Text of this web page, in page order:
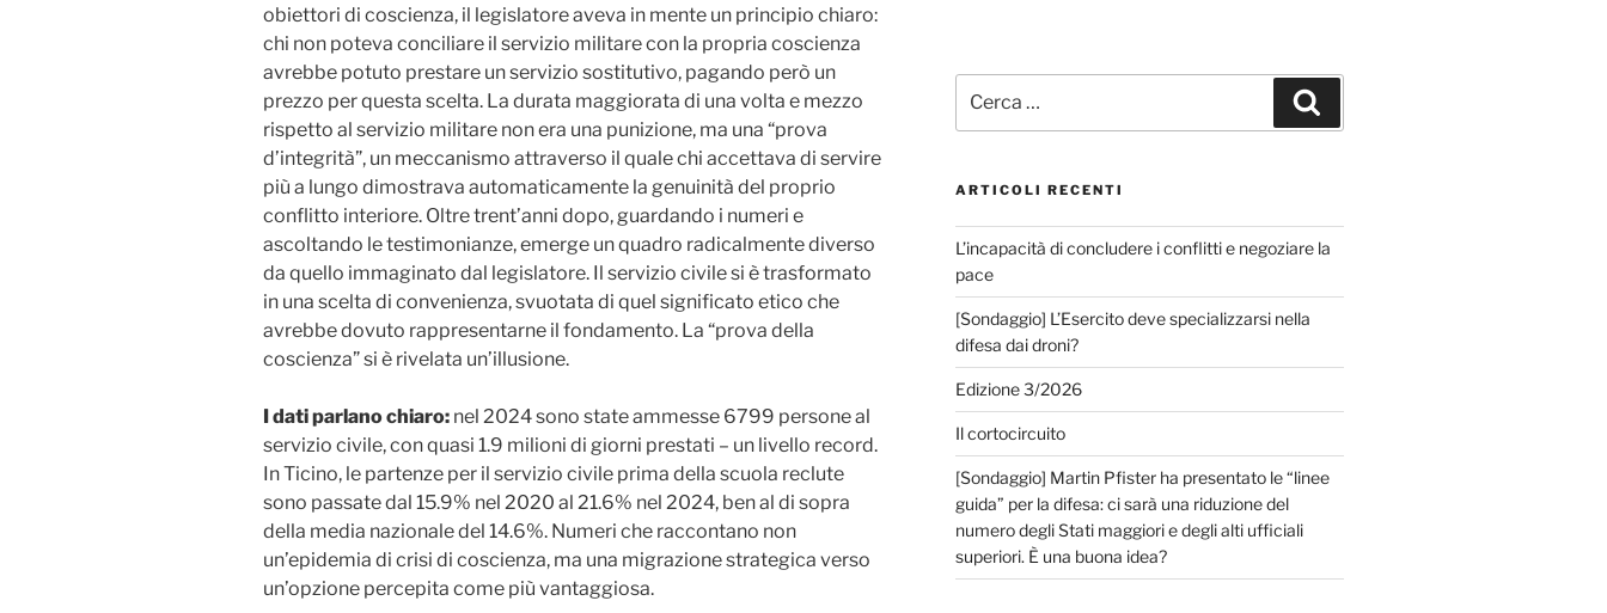
obiettori di coscienza, il legislatore aveva in mente un principio chiaro:
chi non poteva conciliare il servizio militare con la propria coscienza
avrebbe potuto prestare un servizio sostitutivo, pagando però un
prezzo per questa scelta. La durata maggiorata di una volta e mezzo
rispetto al servizio militare non era una punizione, ma una “prova
d’integrità”, un meccanismo attraverso il quale chi accettava di servire
più a lungo dimostrava automaticamente la genuinità del proprio
conflitto interiore. Oltre trent’anni dopo, guardando i numeri e
ascoltando le testimonianze, emerge un quadro radicalmente diverso
da quello immaginato dal legislatore. Il servizio civile si è trasformato
in una scelta di convenienza, svuotata di quel significato etico che
avrebbe dovuto rappresentarne il fondamento. La “prova della
coscienza” si è rivelata un’illusione.
I dati parlano chiaro: nel 2024 sono state ammesse 6799 persone al
servizio civile, con quasi 1.9 milioni di giorni prestati – un livello record.
In Ticino, le partenze per il servizio civile prima della scuola reclute
sono passate dal 15.9% nel 2020 al 21.6% nel 2024, ben al di sopra
della media nazionale del 14.6%. Numeri che raccontano non
un’epidemia di crisi di coscienza, ma una migrazione strategica verso
un’opzione percepita come più vantaggiosa.
ARTICOLI RECENTI
L’incapacità di concludere i conflitti e negoziare la
pace
[Sondaggio] L’Esercito deve specializzarsi nella
difesa dai droni?
Edizione 3/2026
Il cortocircuito
[Sondaggio] Martin Pfister ha presentato le “linee
guida” per la difesa: ci sarà una riduzione del
numero degli Stati maggiori e degli alti ufficiali
superiori. È una buona idea?